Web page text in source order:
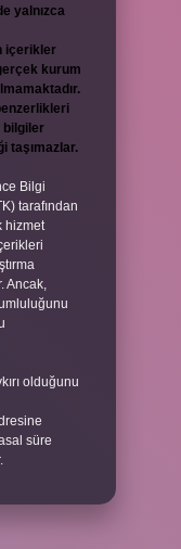
yalnızca
içerikler
kurum
bilgiler
taşımazlar.
Bilgi
tarafından
hizmet
Ancak,
olduğunu
süre